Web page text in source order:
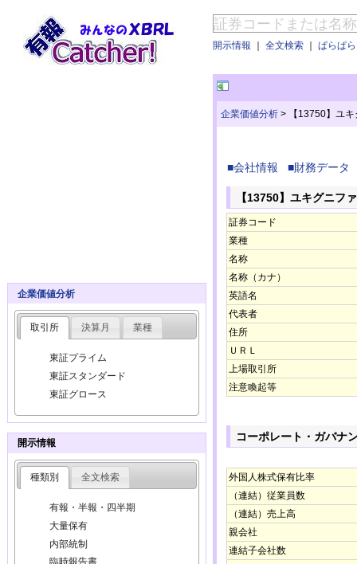
開示情報 ｜ 全文検索 ｜ ぱらぱ
企業価値分析 > 【13750】ユ
■会社情報 ■財務データ
【13750】ユキグニフ
証券コード
業種
名称
名称（カナ）
英語名
代表者
住所
ＵＲＬ
上場取引所
注意喚起等
コーポレート・ガバナ
外国人株式保有比率
（連結）従業員数
（連結）売上高
親会社
連結子会社数
企業価値分析
取引所 決算月 業種
東証プライム
東証スタンダード
東証グロース
開示情報
種類別 全文検索
有報・半報・四半期
大量保有
内部統制